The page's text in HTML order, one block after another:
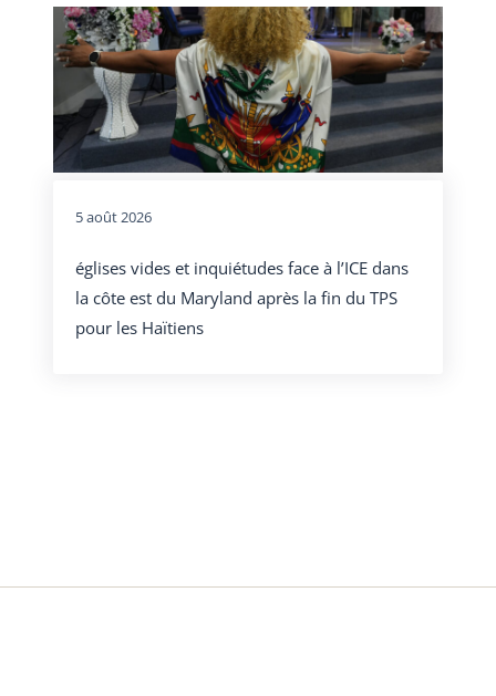
5 août 2026
églises vides et inquiétudes face à l’ICE dans
la côte est du Maryland après la fin du TPS
pour les Haïtiens